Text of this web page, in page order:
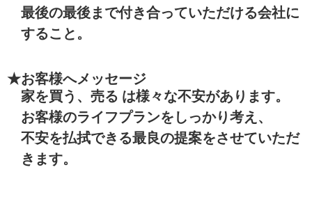
最後の最後まで付き合っていただける会社に
すること。
★お客様へメッセージ
家を買う、売る は様々な不安があります。
お客様のライフプランをしっかり考え、
不安を払拭できる最良の提案をさせていただ
きます。